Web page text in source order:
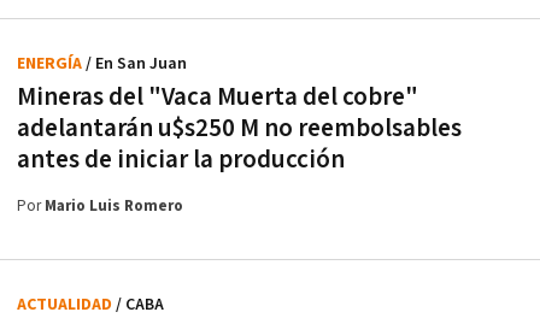
Mineras del "Vaca Muerta del cobre"
adelantarán u$s250 M no reembolsables
antes de iniciar la producción
ENERGÍA/ En San Juan
PorMario Luis Romero
ACTUALIDAD / CABA